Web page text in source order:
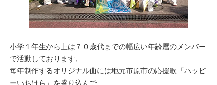
小学１年生から上は７０歳代までの幅広い年齢層のメンバー
で活動しております。
毎年制作するオリジナル曲には地元市原市の応援歌「ハッピ
ーいちはら」を盛り込んで